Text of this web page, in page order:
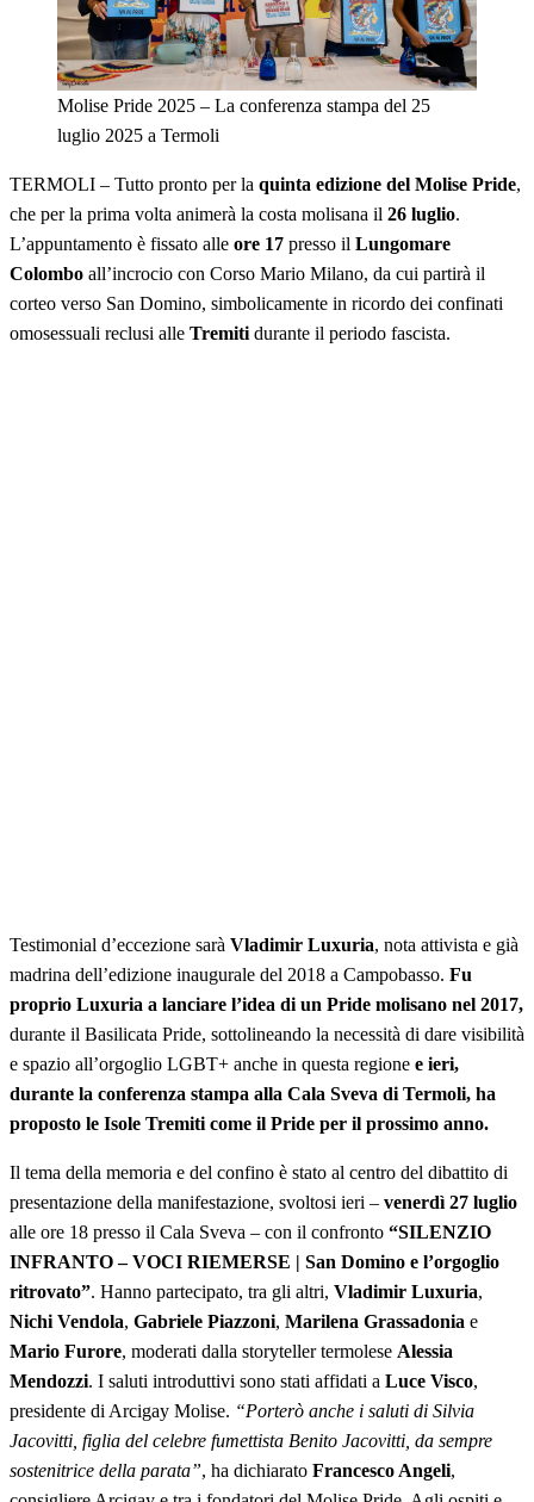
Molise Pride 2025 – La conferenza stampa del 25
luglio 2025 a Termoli
TERMOLI – Tutto pronto per la quinta edizione del Molise Pride,
che per la prima volta animerà la costa molisana il 26 luglio.
L’appuntamento è fissato alle ore 17 presso il Lungomare
Colombo all’incrocio con Corso Mario Milano, da cui partirà il
corteo verso San Domino, simbolicamente in ricordo dei confinati
omosessuali reclusi alle Tremiti durante il periodo fascista.
Testimonial d’eccezione sarà Vladimir Luxuria, nota attivista e già
madrina dell’edizione inaugurale del 2018 a Campobasso. Fu
proprio Luxuria a lanciare l’idea di un Pride molisano nel 2017,
durante il Basilicata Pride, sottolineando la necessità di dare visibilità
e spazio all’orgoglio LGBT+ anche in questa regione e ieri,
durante la conferenza stampa alla Cala Sveva di Termoli, ha
proposto le Isole Tremiti come il Pride per il prossimo anno.
Il tema della memoria e del confino è stato al centro del dibattito di
presentazione della manifestazione, svoltosi ieri – venerdì 27 luglio
alle ore 18 presso il Cala Sveva – con il confronto “SILENZIO
INFRANTO – VOCI RIEMERSE | San Domino e l’orgoglio
ritrovato”. Hanno partecipato, tra gli altri, Vladimir Luxuria,
Nichi Vendola, Gabriele Piazzoni, Marilena Grassadonia e
Mario Furore, moderati dalla storyteller termolese Alessia
Mendozzi. I saluti introduttivi sono stati affidati a Luce Visco,
presidente di Arcigay Molise. “Porterò anche i saluti di Silvia
Jacovitti, figlia del celebre fumettista Benito Jacovitti, da sempre
sostenitrice della parata”, ha dichiarato Francesco Angeli,